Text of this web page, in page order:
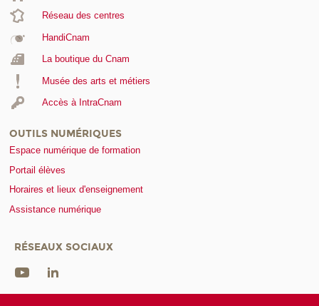
Réseau des centres
HandiCnam
La boutique du Cnam
Musée des arts et métiers
Accès à IntraCnam
OUTILS NUMÉRIQUES
Espace numérique de formation
Portail élèves
Horaires et lieux d'enseignement
Assistance numérique
RÉSEAUX SOCIAUX